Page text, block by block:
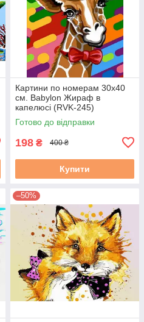
Картини по номерам 30х40
см. Babylon Жираф в
капелюсі (RVK-245)
Готово до відправки
198 ₴ 400 ₴
Купити
–50%